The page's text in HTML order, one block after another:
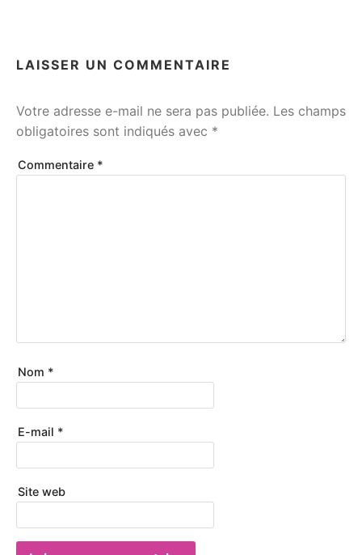
LAISSER UN COMMENTAIRE
Votre adresse e-mail ne sera pas publiée. Les champs
obligatoires sont indiqués avec *
Commentaire *
Nom *
E-mail *
Site web